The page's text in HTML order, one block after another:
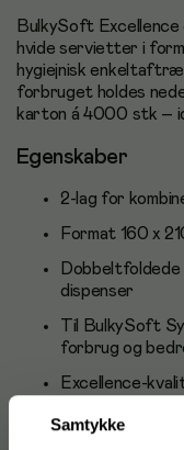
Samtykke
BulkySoft
hvide servietter i
hygiejnisk
forbruget holdes
karton á 4000 stk –
Egenskaber
2-lag for
Format 160 x
dispenser
Til BulkySoft
forbrug og
Excellence-
Stor
genopfyldninger